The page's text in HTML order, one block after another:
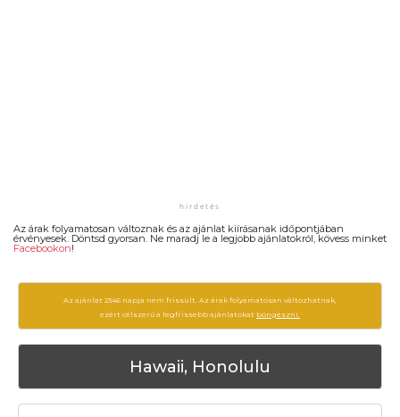
Az árak folyamatosan változnak és az ajánlat kiírásanak időpontjában
érvényesek. Döntsd gyorsan. Ne maradj le a legjobb ajánlatokról, kövess minket
Facebookon!
Az ajánlat 2346 napja nem frissült. Az árak folyamatosan változhatnak,
ezért célszerű a legfrissebb ajánlatokat böngészni.
Hawaii, Honolulu